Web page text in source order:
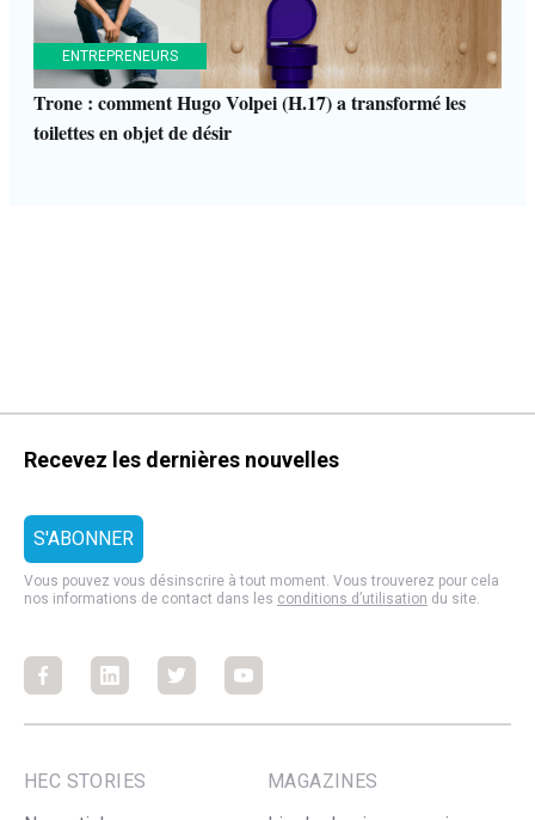
ENTREPRENEURS
Trone : comment Hugo Volpei (H.17) a transformé les
toilettes en objet de désir
Recevez les dernières nouvelles
Vous pouvez vous désinscrire à tout moment. Vous trouverez pour cela
nos informations de contact dans les conditions d’utilisation du site.
FacebookFacebookFacebookFacebook
HEC STORIES
MAGAZINES